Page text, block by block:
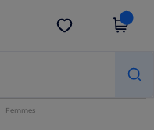
Obtenir l'appli
Femmes